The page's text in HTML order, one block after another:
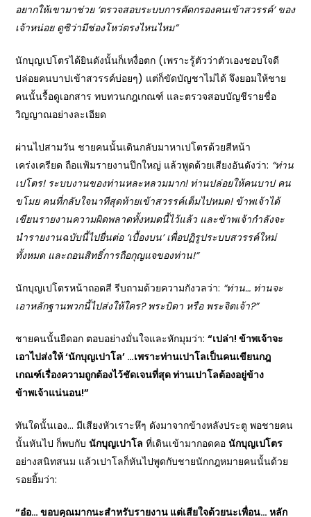
อยากให้เขามาช่วย ‘ตรวจสอบระบบการคัดกรองคนเข้าสวรรค์’ ของ
เจ้าหน่อย ดูซิว่ามีช่องโหว่ตรงไหนไหม”
นักบุญเปโตรได้ยินดังนั้นก็เหงื่อตก (เพราะรู้ตัวว่าตัวเองชอบใจดี
ปล่อยคนบาปเข้าสวรรค์บ่อยๆ) แต่ก็ขัดบัญชาไม่ได้ จึงยอมให้ชาย
คนนั้นรื้อดูเอกสาร ทบทวนกฎเกณฑ์ และตรวจสอบบัญชีรายชื่อ
วิญญาณอย่างละเอียด
ผ่านไปสามวัน ชายคนนั้นเดินกลับมาหาเปโตรด้วยสีหน้า
เคร่งเครียด ถือแฟ้มรายงานปึกใหญ่ แล้วพูดด้วยเสียงอันดังว่า: “ท่าน
เปโตร! ระบบงานของท่านหละหลวมมาก! ท่านปล่อยให้คนบาป คน
ขโมย คนที่กลับใจนาทีสุดท้ายเข้าสวรรค์เต็มไปหมด! ข้าพเจ้าได้
เขียนรายงานความผิดพลาดทั้งหมดนี้ไว้แล้ว และข้าพเจ้ากำลังจะ
นำรายงานฉบับนี้ไปยื่นต่อ ‘เบื้องบน’เพื่อปฏิรูประบบสวรรค์ใหม่
ทั้งหมด และถอนสิทธิ์การถือกุญแจของท่าน!”
นักบุญเปโตรหน้าถอดสี รีบถามด้วยความกังวลว่า: “ท่าน… ท่านจะ
เอาหลักฐานพวกนี้ไปส่งให้ใคร? พระบิดา หรือ พระจิตเจ้า?”
ชายคนนั้นยืดอก ตอบอย่างมั่นใจและหักมุมว่า:“เปล่า! ข้าพเจ้าจะ
เอาไปส่งให้ ‘นักบุญเปาโล’ …เพราะท่านเปาโลเป็นคนเขียนกฎ
เกณฑ์เรื่องความถูกต้องไว้ชัดเจนที่สุด ท่านเปาโลต้องอยู่ข้าง
ข้าพเจ้าแน่นอน!”
ทันใดนั้นเอง… มีเสียงหัวเราะหึๆ ดังมาจากข้างหลังประตู พอชายคน
นั้นหันไป ก็พบกับนักบุญเปาโล ที่เดินเข้ามากอดคอนักบุญเปโตร
อย่างสนิทสนม แล้วเปาโลก็หันไปพูดกับชายนักกฎหมายคนนั้นด้วย
รอยยิ้มว่า:
“อ๋อ… ขอบคุณมากนะสำหรับรายงาน แต่เสียใจด้วยนะเพื่อน… หลัก